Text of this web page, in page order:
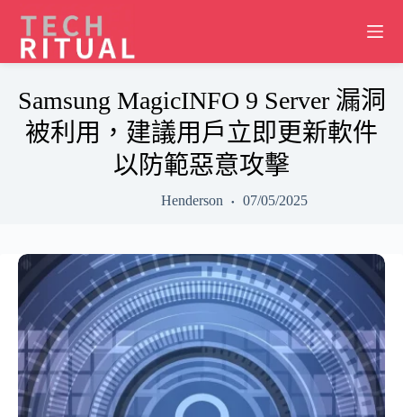
content
Samsung MagicINFO 9 Server 漏洞
被利用，建議用戶立即更新軟件
以防範惡意攻擊
Henderson 07/05/2025